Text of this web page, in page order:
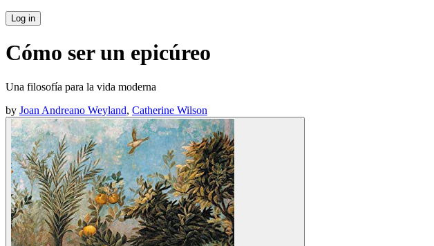
Log in
Cómo ser un epicúreo
Una filosofía para la vida moderna
by Joan Andreano Weyland, Catherine Wilson